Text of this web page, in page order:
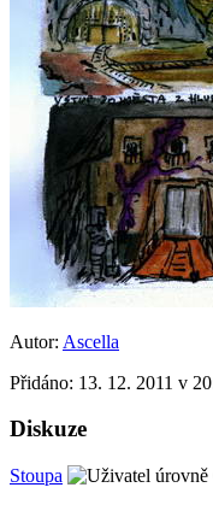
Autor: Ascella
Přidáno: 13. 12. 2011 v
Diskuze
Stoupa